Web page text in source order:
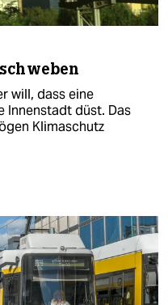
will, dass eine
Innenstadt düst. Das
Klimaschutz